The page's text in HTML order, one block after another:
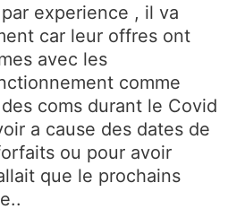
experience , il va
car leur offres ont
avec les
comme
coms durant le Covid
a cause des dates de
ou pour avoir
que le prochains